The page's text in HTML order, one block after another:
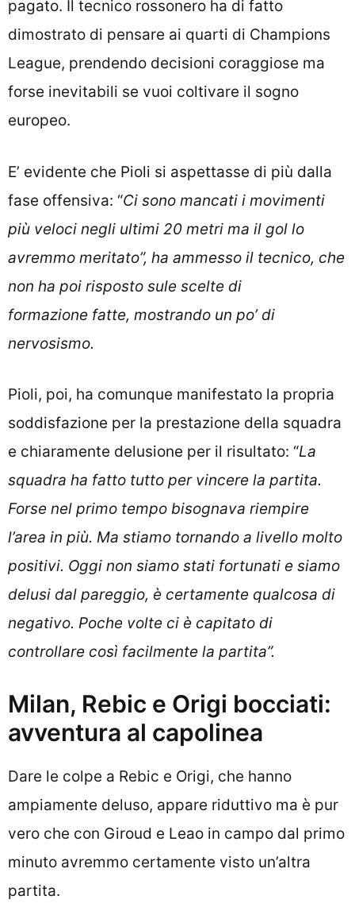
pagato. Il tecnico rossonero ha di fatto
dimostrato di pensare ai quarti di Champions
League, prendendo decisioni coraggiose ma
forse inevitabili se vuoi coltivare il sogno
europeo.
E’ evidente che Pioli si aspettasse di più dalla
fase offensiva: “Ci sono mancati i movimenti
più veloci negli ultimi 20 metri ma il gol lo
avremmo meritato”, ha ammesso il tecnico, che
non ha poi risposto sule scelte di
formazione fatte, mostrando un po’ di
nervosismo.
Pioli, poi, ha comunque manifestato la propria
soddisfazione per la prestazione della squadra
e chiaramente delusione per il risultato: “La
squadra ha fatto tutto per vincere la partita.
Forse nel primo tempo bisognava riempire
l’area in più. Ma stiamo tornando a livello molto
positivi. Oggi non siamo stati fortunati e siamo
delusi dal pareggio, è certamente qualcosa di
negativo. Poche volte ci è capitato di
controllare così facilmente la partita”.
Milan, Rebic e Origi bocciati:
avventura al capolinea
Dare le colpe a Rebic e Origi, che hanno
ampiamente deluso, appare riduttivo ma è pur
vero che con Giroud e Leao in campo dal primo
minuto avremmo certamente visto un’altra
partita.